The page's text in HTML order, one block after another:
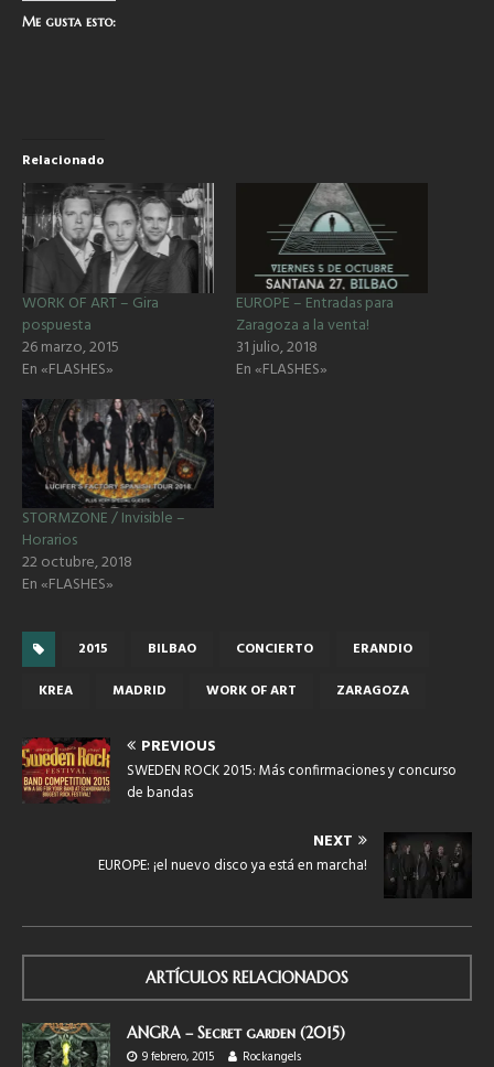
Me gusta esto:
Relacionado
WORK OF ART – Gira
pospuesta
26 marzo, 2015
En «FLASHES»
EUROPE – Entradas para
Zaragoza a la venta!
31 julio, 2018
En «FLASHES»
STORMZONE / Invisible –
Horarios
22 octubre, 2018
En «FLASHES»
2015 BILBAO CONCIERTO
ERANDIO
KREA
MADRID WORK OF ART ZARAGOZA
PREVIOUS
SWEDEN ROCK 2015: Más confirmaciones y concurso
de bandas
NEXT
EUROPE: ¡el nuevo disco ya está en marcha!
ARTÍCULOS RELACIONADOS
ANGRA – Secret garden (2015)
9 febrero, 2015
Rockangels